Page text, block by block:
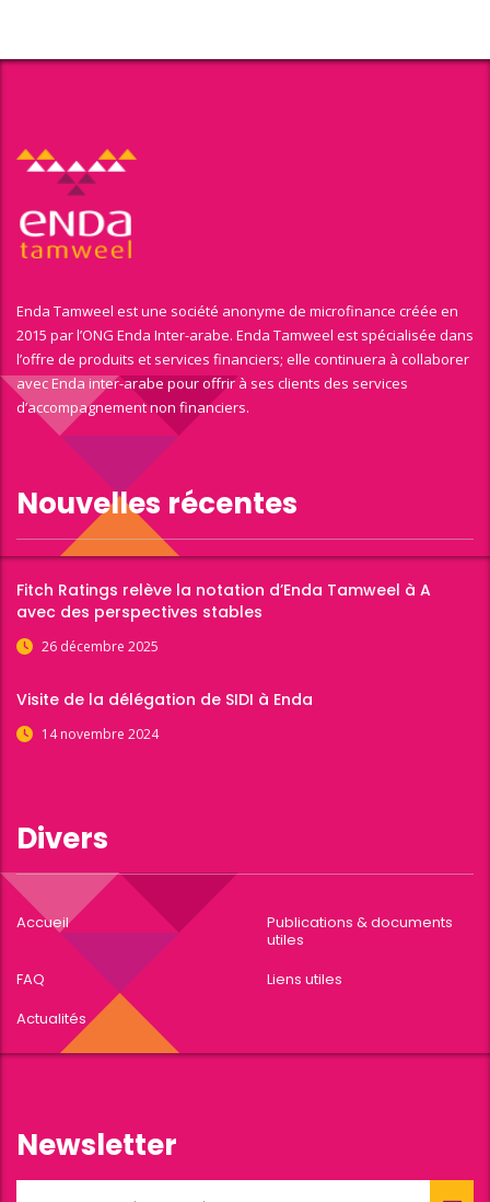
Enda Tamweel est une société anonyme de microfinance créée en
2015 par l’ONG Enda Inter-arabe. Enda Tamweel est spécialisée dans
l’offre de produits et services financiers; elle continuera à collaborer
avec Enda inter-arabe pour offrir à ses clients des services
d’accompagnement non financiers.
Nouvelles récentes
Fitch Ratings relève la notation d’Enda Tamweel à A
avec des perspectives stables
26 décembre 2025
Visite de la délégation de SIDI à Enda
14 novembre 2024
Divers
Accueil
Publications & documents
utiles
FAQ
Liens utiles
Actualités
Newsletter